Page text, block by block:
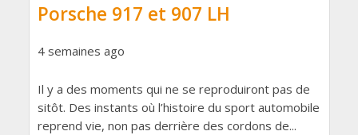
Porsche 917 et 907 LH
4 semaines ago
Il y a des moments qui ne se reproduiront pas de
sitôt. Des instants où l’histoire du sport automobile
reprend vie, non pas derrière des cordons de...